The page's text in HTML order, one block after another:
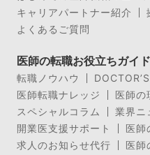
キャリアパートナー紹介
よくあるご質問
医師の転職お役立ちガイド
転職ノウハウ
医師転職ナレッジ
医師の
スペシャルコラム
業界ニ
開業医支援サポート
医師
求人のお知らせ代行
医師